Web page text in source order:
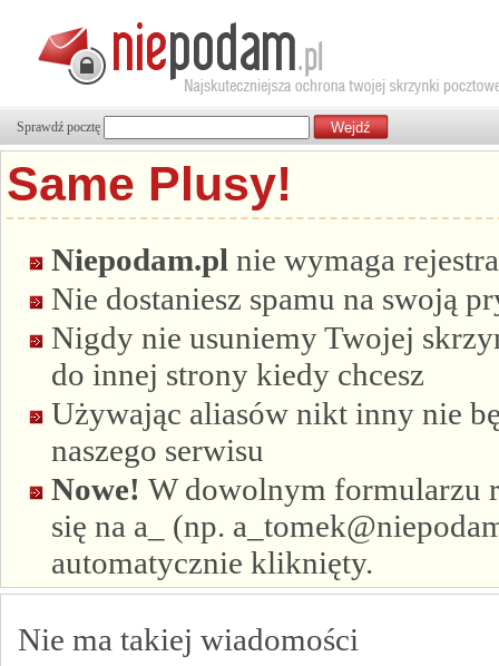
Sprawdź pocztę
Same Plusy!
Niepodam.pl nie wymaga
Nie dostaniesz spamu na swoją
Nigdy nie usuniemy Twojej
do innej strony kiedy chcesz
Używając aliasów nikt inny nie
naszego serwisu
Nowe! W dowolnym formularzu
się na a_ (np.
automatycznie kliknięty.
Nie ma takiej wiadomości